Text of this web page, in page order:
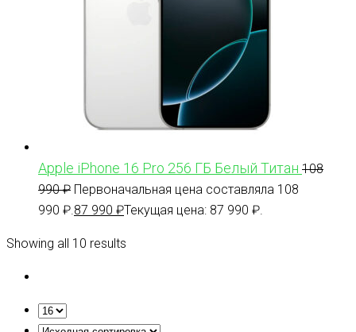
Apple iPhone 16 Pro 256 ГБ Белый Титан 108
990₽ Первоначальная цена составляла 108
990 ₽. 87 990 ₽Текущая цена: 87 990 ₽.
Showing all 10 results